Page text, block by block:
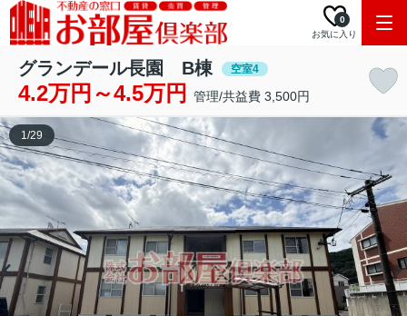
お気に入り
0
グランデール長園 B棟 空室4
4.2万円～4.5万円 管理/共益費 3,500円
1/29